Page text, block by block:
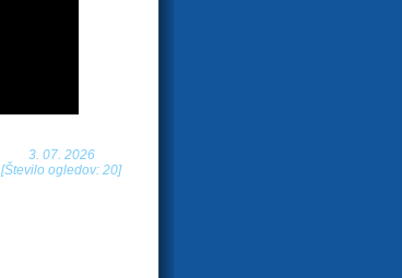
3. 07. 2026
[Število ogledov: 20]